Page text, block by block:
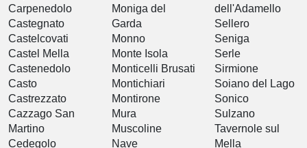
Carpenedolo
Castegnato
Castelcovati
Castel Mella
Castenedolo
Casto
Castrezzato
Cazzago San
Martino
Cedegolo
Moniga del
Garda
Monno
Monte Isola
Monticelli Brusati
Montichiari
Montirone
Mura
Muscoline
Nave
dell'Adamello
Sellero
Seniga
Serle
Sirmione
Soiano del Lago
Sonico
Sulzano
Tavernole sul
Mella